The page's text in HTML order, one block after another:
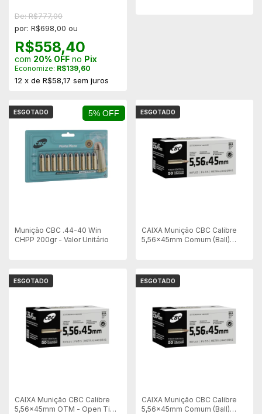
De: R$777,00
por: R$698,00 ou
R$558,40
com 20% OFF no Pix
Economize: R$139,60
12 x de R$58,17 sem juros
5% OFF
ESGOTADO
Munição CBC .44-40 Win
CHPP 200gr - Valor Unitário
ESGOTADO
CAIXA Munição CBC Calibre
5,56x45mm Comum (Ball)
ESGOTADO
CAIXA Munição CBC Calibre
5,56x45mm OTM - Open Tip
ESGOTADO
CAIXA Munição CBC Calibre
5,56x45mm Comum (Ball)